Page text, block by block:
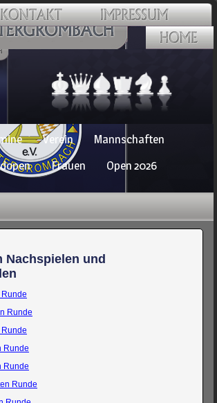
Verein
Mannschaften
Frauen
Open 2026
Nachspielen und
Runde
Runde
Runde
Runde